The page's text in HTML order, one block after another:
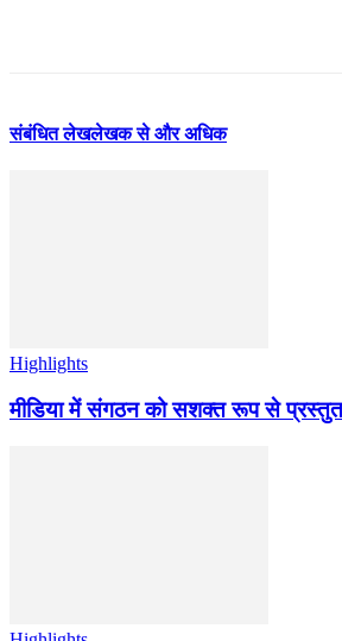
संबंधित लेखलेखक से और अधिक
Highlights
मीडिया में संगठन को सशक्त रूप से प्रस्तुत